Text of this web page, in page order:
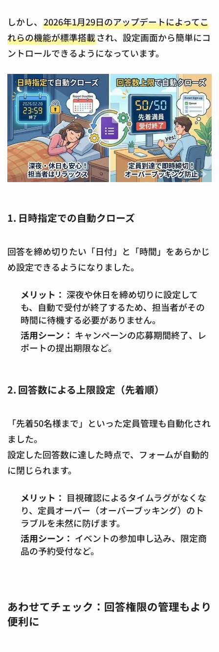
しかし、 2026年1月29日のアップデートによってこ
れらの機能が標準搭載され、設定画面から簡単にコ
ントロールできるようになっています。
1. 日時指定での自動クローズ
回答を締め切りたい「日付」と「時間」をあらかじ
め設定できるようになりました。
メリット： 深夜や休日を締め切りに設定して
も、自動で受付が終了するため、担当者がその
時間に待機する必要がありません。
活用シーン： キャンペーンの応募期間終了、レ
ポートの提出期限など。
2. 回答数による上限設定（先着順）
「先着50名様まで」といった定員管理も自動化され
ました。
設定した回答数に達した時点で、フォームが自動的
に閉じられます。
メリット： 目視確認によるタイムラグがなくな
り、定員オーバー（オーバーブッキング）のト
ラブルを未然に防げます。
活用シーン： イベントの参加申し込み、限定商
品の予約受付など。
あわせてチェック：回答権限の管理もより
便利に